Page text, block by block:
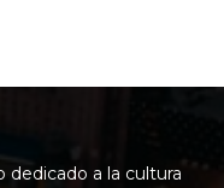
dedicado a la cultura